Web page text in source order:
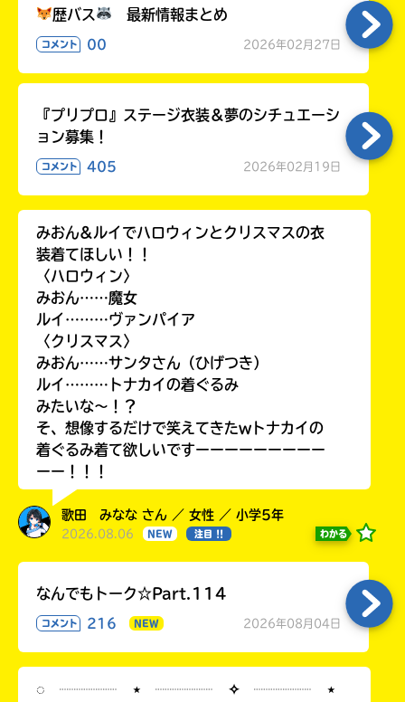
歴バス 最新情報まとめ
コメント 00 2026年02月27日
『プリプロ』ステージ衣装＆夢のシチュエーシ
ョン募集！
コメント 405 2026年02月19日
みおん&ルイでハロウィンとクリスマスの衣
装着てほしい！！
〈ハロウィン〉
みおん……魔女
ルイ………ヴァンパイア
〈クリスマス〉
みおん……サンタさん（ひげつき）
ルイ………トナカイの着ぐるみ
みたいな〜！？
そ、想像するだけで笑えてきたwトナカイの
着ぐるみ着て欲しいですーーーーーーーーー
ーー！！！
歌田 みなな さん ／ 女性 ／ 小学5年
2026.08.06 NEW 注目 !! わかる
なんでもトーク☆Part.114
コメント 216 NEW 2026年08月04日
◌ ┈┈┈┈ ⋆ ┈┈┈┈ ✧ ┈┈┈┈ ⋆